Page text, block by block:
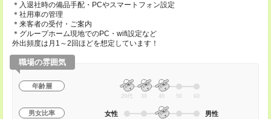
＊入退社時の備品手配・PCやスマートフォン設定
＊社用車の管理
＊来客者の受付・ご案内
＊グループホーム現地でのPC・wifi設定など
外出頻度は月1～2回ほどを想定しています！
職場の雰囲気
年齢層
20代 30 40 50 60
男女比率 女性 男性